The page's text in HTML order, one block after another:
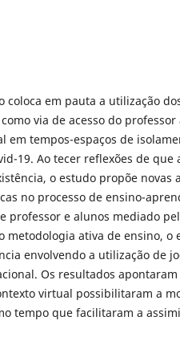
coloca em pauta a utilização
via de acesso do professor
em tempos-espaços de
19. Ao tecer reflexões de
o estudo propõe novas
no processo de ensino-
professor e alunos mediado
metodologia ativa de ensino, o
envolvendo a utilização de
Os resultados
virtual possibilitaram a
tempo que facilitaram a